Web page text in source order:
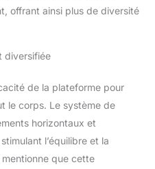
offrant ainsi plus de diversité
diversifiée
de la plateforme pour
le corps. Le système de
horizontaux et
l’équilibre et la
que cette